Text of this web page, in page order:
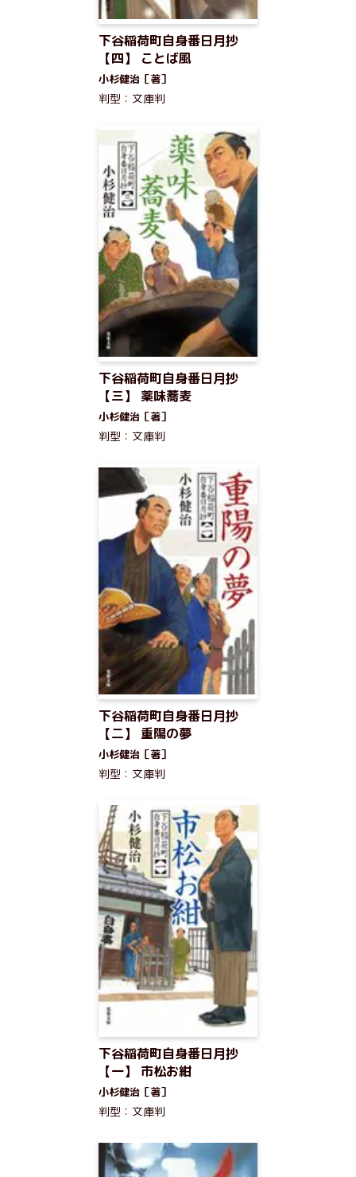
下谷稲荷町自身番日月抄
【四】 ことば風
小杉健治［著］
判型：文庫判
下谷稲荷町自身番日月抄
【三】 薬味蕎麦
小杉健治［著］
判型：文庫判
下谷稲荷町自身番日月抄
【二】 重陽の夢
小杉健治［著］
判型：文庫判
下谷稲荷町自身番日月抄
【一】 市松お紺
小杉健治［著］
判型：文庫判